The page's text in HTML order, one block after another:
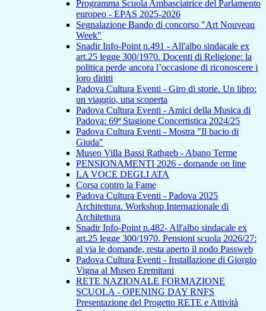
Programma Scuola Ambasciatrice del Parlamento
europeo - EPAS 2025-2026
Segnalazione Bando di concorso "Art Nouveau
Week"
Snadir Info-Point n.491 - All'albo sindacale ex
art.25 legge 300/1970. Docenti di Religione: la
politica perde ancora l’occasione di riconoscere i
loro diritti
Padova Cultura Eventi - Giro di storie. Un libro:
un viaggio, una scoperta
Padova Cultura Eventi - Amici della Musica di
Padova: 69ª Stagione Concertistica 2024/25
Padova Cultura Eventi - Mostra "Il bacio di
Giuda"
Museo Villa Bassi Rathgeb - Abano Terme
PENSIONAMENTI 2026 - domande on line
LA VOCE DEGLI ATA
Corsa contro la Fame
Padova Cultura Eventi - Padova 2025
Architettura. Workshop Internazionale di
Architettura
Snadir Info-Point n.482- All'albo sindacale ex
art.25 legge 300/1970. Pensioni scuola 2026/27:
al via le domande, resta aperto il nodo Passweb
Padova Cultura Eventi - Installazione di Giorgio
Vigna al Museo Eremitani
RETE NAZIONALE FORMAZIONE
SCUOLA - OPENING DAY RNFS
Presentazione del Progetto RETE e Attività